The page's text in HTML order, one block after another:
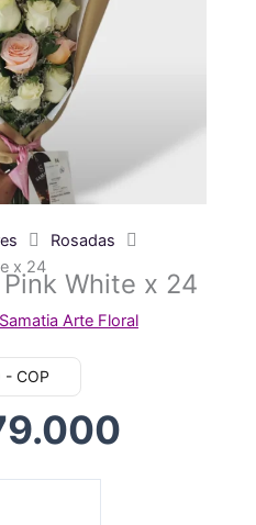
Rosadas
x 24
White x 24
Arte Floral
- COP